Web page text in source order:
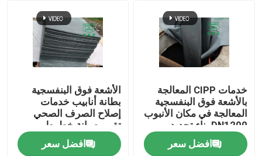
مضخات الصرف
خدمات CIPP المعالجة
بالأشعة فوق البنفسجية
المعالجة في مكان الأنبوب
DN1200 بناء تجديد
المجاري
افضل سعر
الأشعة فوق البنفسجية
بطانة أنابيب خدمات
إصلاح الصرف الصحي
تقييم صيانة خطوط
الأنابيب البلدية
افضل سعر